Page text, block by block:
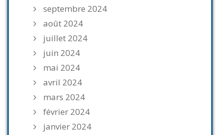
septembre 2024
août 2024
juillet 2024
juin 2024
mai 2024
avril 2024
mars 2024
février 2024
janvier 2024